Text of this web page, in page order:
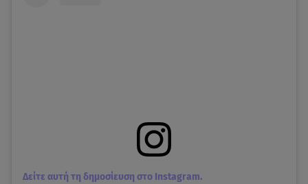
Δείτε αυτή τη δημοσίευση στο Instagram.